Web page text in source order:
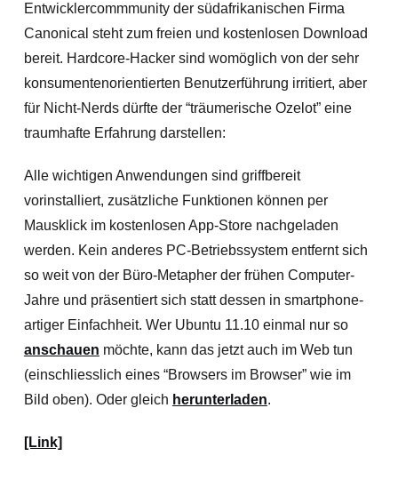
Entwicklercommmunity der südafrikanischen Firma
Canonical steht zum freien und kostenlosen Download
bereit. Hardcore-Hacker sind womöglich von der sehr
konsumentenorientierten Benutzerführung irritiert, aber
für Nicht-Nerds dürfte der “träumerische Ozelot” eine
traumhafte Erfahrung darstellen:
Alle wichtigen Anwendungen sind griffbereit
vorinstalliert, zusätzliche Funktionen können per
Mausklick im kostenlosen App-Store nachgeladen
werden. Kein anderes PC-Betriebssystem entfernt sich
so weit von der Büro-Metapher der frühen Computer-
Jahre und präsentiert sich statt dessen in smartphone-
artiger Einfachheit. Wer Ubuntu 11.10 einmal nur so
anschauen möchte, kann das jetzt auch im Web tun
(einschliesslich eines “Browsers im Browser” wie im
Bild oben). Oder gleich herunterladen.
[Link]